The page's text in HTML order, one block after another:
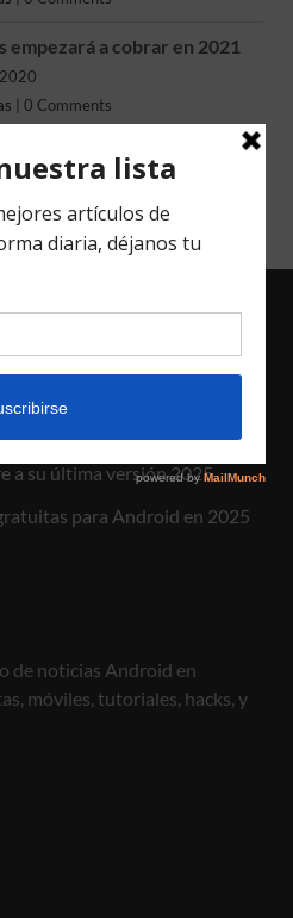
empezará a cobrar en 2021
0 Comments
tu Experiencia
a su última versión 2025
para Android en 2025
de noticias Android en
móviles, tutoriales, hacks, y